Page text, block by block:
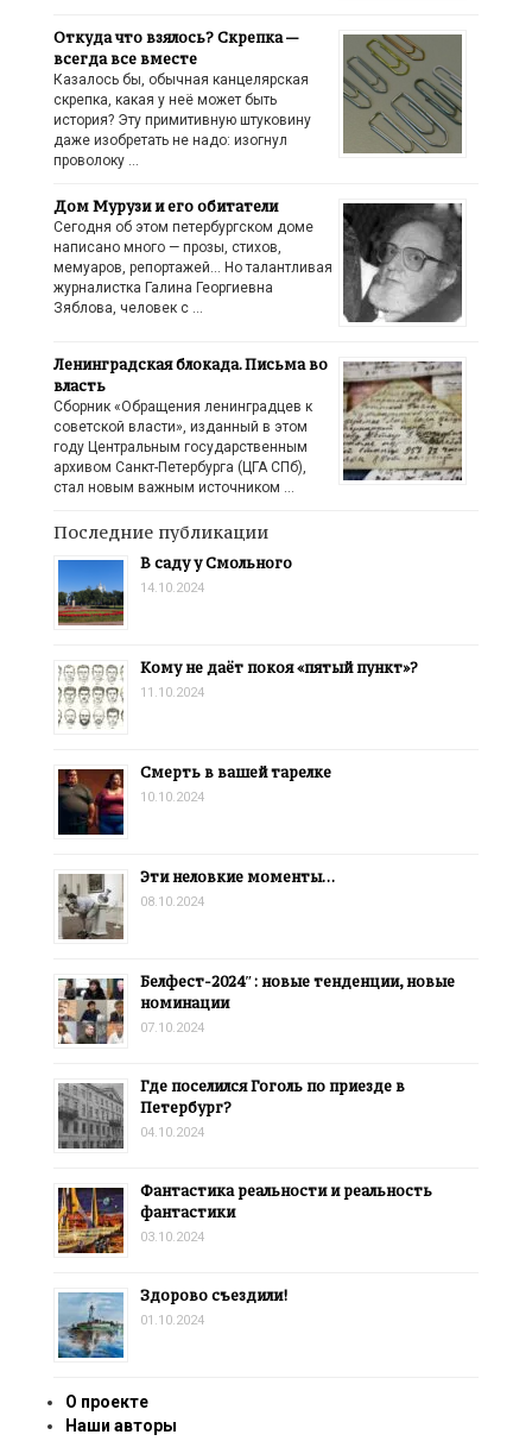
Откуда что взялось? Скрепка —
всегда все вместе
Казалось бы, обычная канцелярская
скрепка, какая у неё может быть
история? Эту примитивную штуковину
даже изобретать не надо: изогнул
проволоку …
Дом Мурузи и его обитатели
Сегодня об этом петербургском доме
написано много — прозы, стихов,
мемуаров, репортажей… Но талантливая
журналистка Галина Георгиевна
Зяблова, человек с …
Ленинградская блокада. Письма во
власть
Сборник «Обращения ленинградцев к
советской власти», изданный в этом
году Центральным государственным
архивом Санкт-Петербурга (ЦГА СПб),
стал новым важным источником …
Последние публикации
В саду у Смольного
14.10.2024
Кому не даёт покоя «пятый пункт»?
11.10.2024
Смерть в вашей тарелке
10.10.2024
Эти неловкие моменты…
08.10.2024
Белфест-2024″: новые тенденции, новые
номинации
07.10.2024
Где поселился Гоголь по приезде в
Петербург?
04.10.2024
Фантастика реальности и реальность
фантастики
03.10.2024
Здорово съездили!
01.10.2024
О проекте
Наши авторы